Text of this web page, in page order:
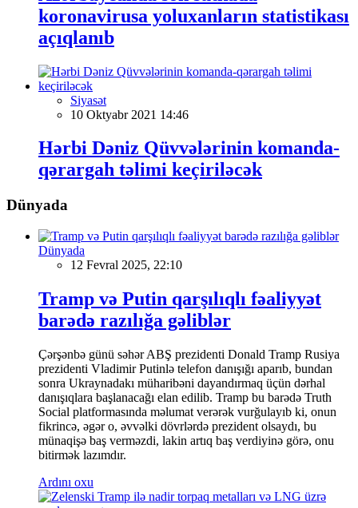
koronavirusa yoluxanların statistikası
açıqlanıb
Siyasət
10 Oktyabr 2021 14:46
Hərbi Dəniz Qüvvələrinin komanda-
qərargah təlimi keçiriləcək
Dünyada
Dünyada
12 Fevral 2025, 22:10
Tramp və Putin qarşılıqlı fəaliyyət
barədə razılığa gəliblər
Çərşənbə günü səhər ABŞ prezidenti Donald Tramp Rusiya
prezidenti Vladimir Putinlə telefon danışığı aparıb, bundan
sonra Ukraynadakı müharibəni dayandırmaq üçün dərhal
danışıqlara başlanacağı elan edilib. Tramp bu barədə Truth
Social platformasında məlumat verərək vurğulayıb ki, onun
fikrincə, əgər o, əvvəlki dövrlərdə prezident olsaydı, bu
münaqişə baş verməzdi, lakin artıq baş verdiyinə görə, onu
bitirmək lazımdır.
Ardını oxu